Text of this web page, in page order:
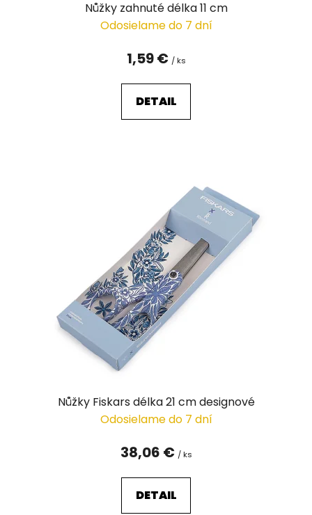
Nůžky zahnuté délka 11 cm
Odosielame do 7 dní
1,59 € / ks
DETAIL
Nůžky Fiskars délka 21 cm designové
Odosielame do 7 dní
38,06 € / ks
DETAIL